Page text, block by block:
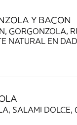
Y BACON
GORGONZOLA,
NATURAL EN
SALAMI DOLCE,